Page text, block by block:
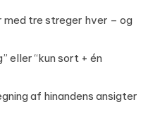
med tre streger hver – og
eller “kun sort + én
af hinandens ansigter